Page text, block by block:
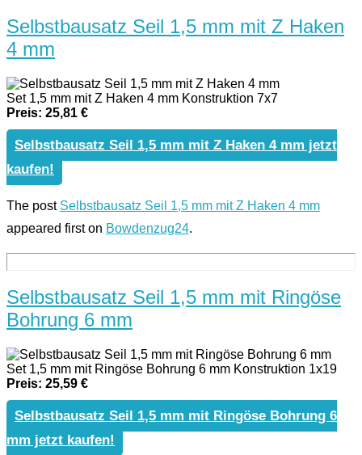
Selbstbausatz Seil 1,5 mm mit Z Haken
4 mm
Set 1,5 mm mit Z Haken 4 mm Konstruktion 7x7
Preis: 25,81 €
Selbstbausatz Seil 1,5 mm mit Z Haken 4 mm jetzt
kaufen!
The post Selbstbausatz Seil 1,5 mm mit Z Haken 4 mm
appeared first on Bowdenzug24.
Selbstbausatz Seil 1,5 mm mit Ringöse
Bohrung 6 mm
Set 1,5 mm mit Ringöse Bohrung 6 mm Konstruktion 1x19
Preis: 25,59 €
Selbstbausatz Seil 1,5 mm mit Ringöse Bohrung 6
mm jetzt kaufen!